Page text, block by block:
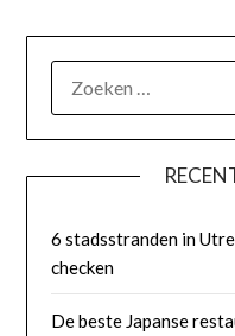
6 stadsstranden in
checken
De beste Japanse